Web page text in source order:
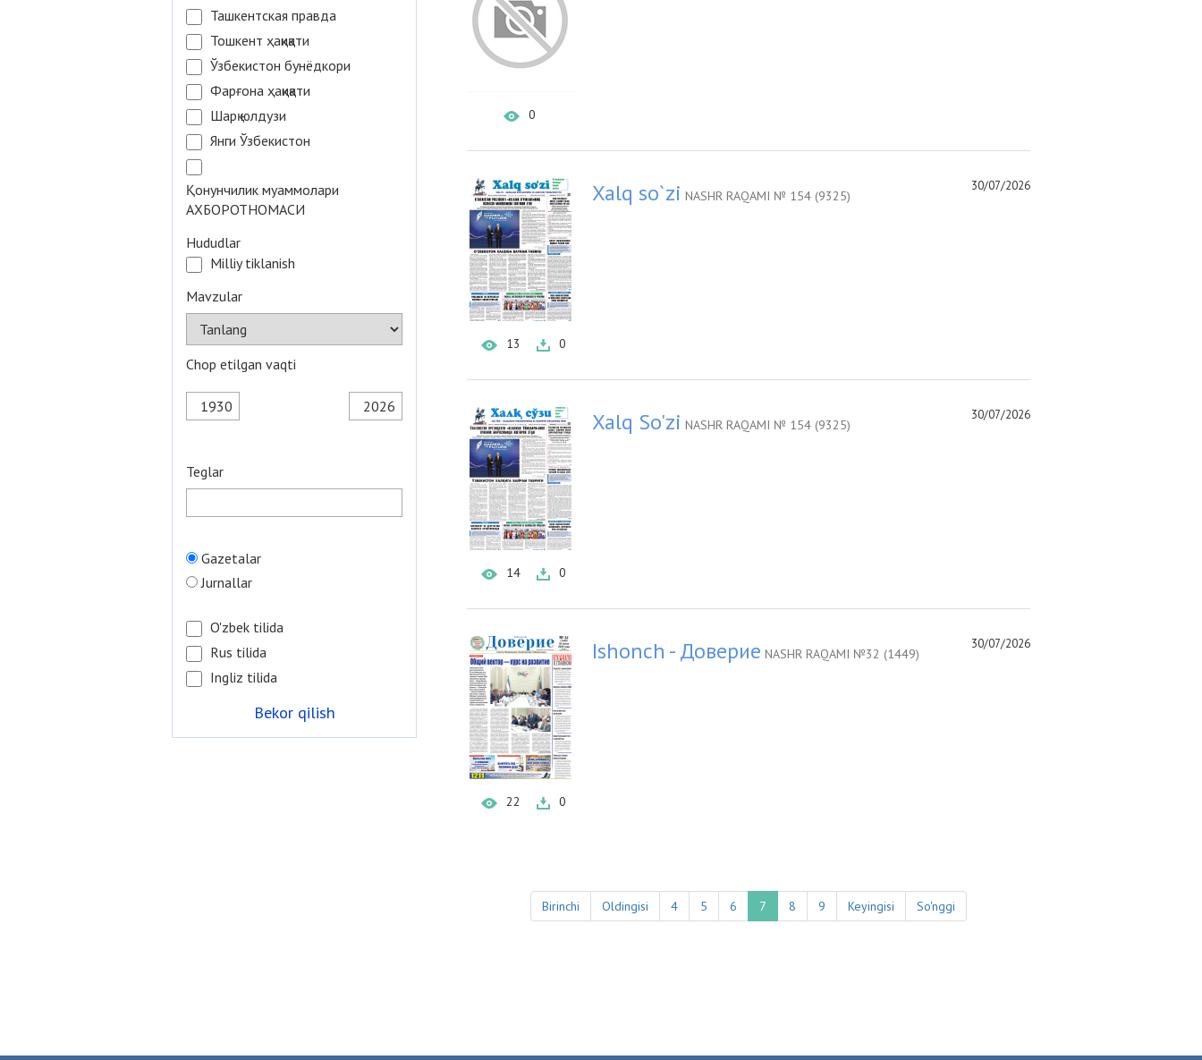
0
13 0
30/07/2026
Xalq so`zi NASHR RAQAMI № 154 (9325)
14 0
30/07/2026
Xalq So'zi NASHR RAQAMI № 154 (9325)
22 0
30/07/2026
Ishonch - Доверие NASHR RAQAMI №32 (1449)
Birinchi Oldingisi 4 5 6 7 8 9 Keyingisi So'nggi
Ташкентская правда
Тошкент ҳақиқати
Ўзбекистон бунёдкори
Фарғона ҳақиқати
Шарқ юлдузи
Янги Ўзбекистон
Қонунчилик муаммолари
АХБОРОТНОМАСИ
Hududlar
Milliy tiklanish
Mavzular
Chop etilgan vaqti
Teglar
Gazetalar
Jurnallar
O'zbek tilida
Rus tilida
Ingliz tilida
Bekor qilish